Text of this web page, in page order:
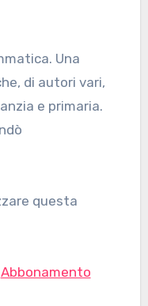
di autori vari,
e primaria.
Abbonamento